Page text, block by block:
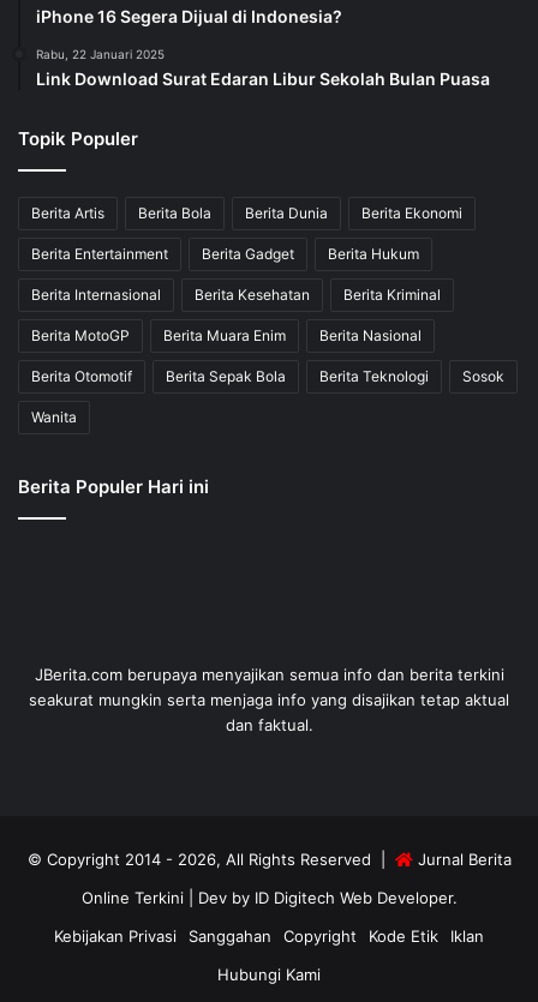
iPhone 16 Segera Dijual di Indonesia?
Rabu, 22 Januari 2025
Link Download Surat Edaran Libur Sekolah Bulan Puasa
Topik Populer
Berita Artis Berita Bola Berita Dunia Berita Ekonomi
Berita Entertainment Berita Gadget Berita Hukum
Berita Internasional Berita Kesehatan Berita Kriminal
Berita MotoGP Berita Muara Enim Berita Nasional
Berita Otomotif Berita Sepak Bola Berita Teknologi Sosok
Wanita
Berita Populer Hari ini
JBerita.com berupaya menyajikan semua info dan berita terkini
seakurat mungkin serta menjaga info yang disajikan tetap aktual
dan faktual.
© Copyright 2014 - 2026, All Rights Reserved |
Jurnal Berita
Online Terkini| Dev by ID Digitech Web Developer.
Kebijakan Privasi
Sanggahan Copyright Kode Etik
Iklan
Hubungi Kami